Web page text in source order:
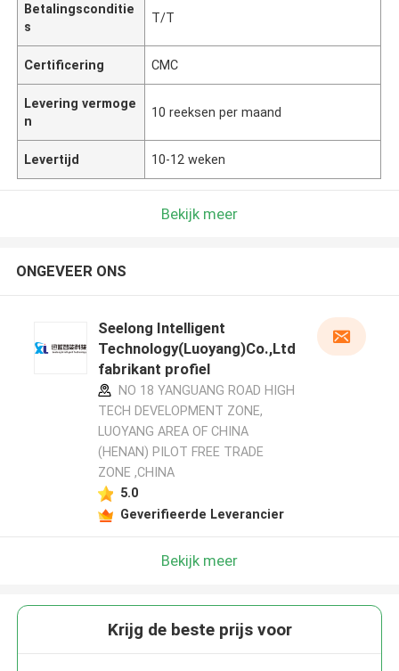
Betalingsconditie
s
T/T
Certificering CMC
Levering vermoge
n
10 reeksen per maand
Levertijd 10-12 weken
Bekijk meer
ONGEVEER ONS
Seelong Intelligent
Technology(Luoyang)Co.,Ltd
fabrikant profiel
NO 18 YANGUANG ROAD HIGH
TECH DEVELOPMENT ZONE,
LUOYANG AREA OF CHINA
(HENAN) PILOT FREE TRADE
ZONE ,CHINA
5.0
Geverifieerde Leverancier
Bekijk meer
Krijg de beste prijs voor